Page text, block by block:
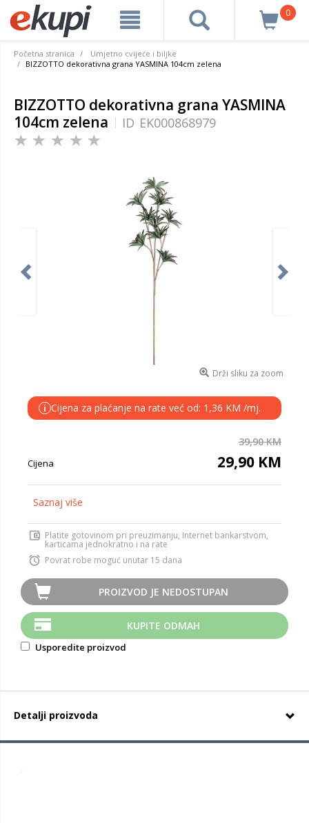
0
Početna stranica
Umjetno cvijeće i biljke
BIZZOTTO dekorativna grana YASMINA 104cm zelena
BIZZOTTO dekorativna grana YASMINA
104cm zelena
ID EK000868979
Drži sliku za zoom
i Cijena za plaćanje na rate već od: 1,36 KM /mj.
39,90 KM
Cijena 29,90 KM
Saznaj više
Platite gotovinom pri preuzimanju, Internet bankarstvom,
karticama jednokratno i na rate
Povrat robe moguć unutar 15 dana
PROIZVOD JE NEDOSTUPAN
KUPITE ODMAH
Usporedite proizvod
Detalji proizvoda